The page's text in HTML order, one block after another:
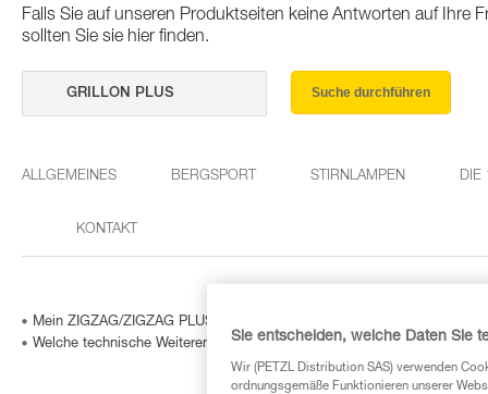
Falls Sie auf unseren Produktseiten keine Antworten auf Ihre
sollten Sie sie hier finden.
Suche durchführen
ALLGEMEINES BERGSPORT STIRNLAMPEN DIE
KONTAKT
Mein ZIGZAG/ZIGZAG PLUS weist eine korrigierte individuelle Nummer
Welche technische Weiterentwicklung gibt es für mein ZILLON /
Sie entscheiden, welche Daten Sie
Wir (PETZL Distribution SAS) verwenden
ordnungsgemäße Funktionieren unserer